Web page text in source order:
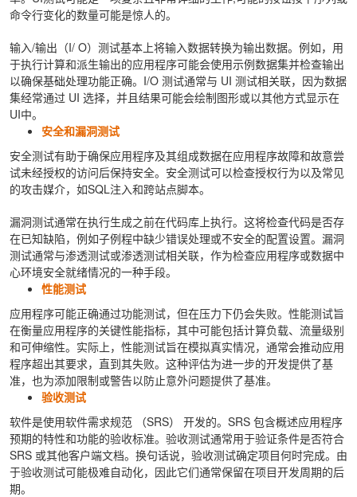
命令行变化的数量可能是惊人的。
输入/输出（I/ O）测试基本上将输入数据转换为输出数据。例如，用
于执行计算和派生输出的应用程序可能会使用示例数据集并检查输出
以确保基础处理功能正确。I/O 测试通常与 UI 测试相关联，因为数据
集经常通过 UI 选择，并且结果可能会绘制图形或以其他方式显示在
UI中。
安全和漏洞测试
安全测试有助于确保应用程序及其组成数据在应用程序故障和故意尝
试未经授权的访问后保持安全。安全测试可以检查授权行为以及常见
的攻击媒介，如SQL注入和跨站点脚本。
漏洞测试通常在执行生成之前在代码库上执行。这将检查代码是否存
在已知缺陷，例如子例程中缺少错误处理或不安全的配置设置。漏洞
测试通常与渗透测试或渗透测试相关联，作为检查应用程序或数据中
心环境安全就绪情况的一种手段。
性能测试
应用程序可能正确通过功能测试，但在压力下仍会失败。性能测试旨
在衡量应用程序的关键性能指标，其中可能包括计算负载、流量级别
和可伸缩性。实际上，性能测试旨在模拟真实情况，通常会推动应用
程序超出其要求，直到其失败。这种评估为进一步的开发提供了基
准，也为添加限制或警告以防止意外问题提供了基准。
验收测试
软件是使用软件需求规范 （SRS） 开发的。SRS 包含概述应用程序
预期的特性和功能的验收标准。验收测试通常用于验证条件是否符合
SRS 或其他客户端文档。换句话说，验收测试确定项目何时完成。由
于验收测试可能极难自动化，因此它们通常保留在项目开发周期的后
期。